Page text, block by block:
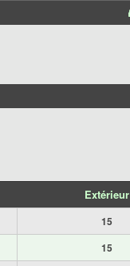
Extérieur
15
15